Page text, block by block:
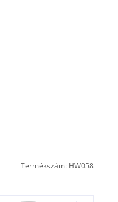
Termékszám: HW058